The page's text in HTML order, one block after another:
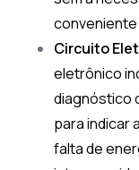
Circuito
eletrônico
diagnóstico
para indicar
falta de